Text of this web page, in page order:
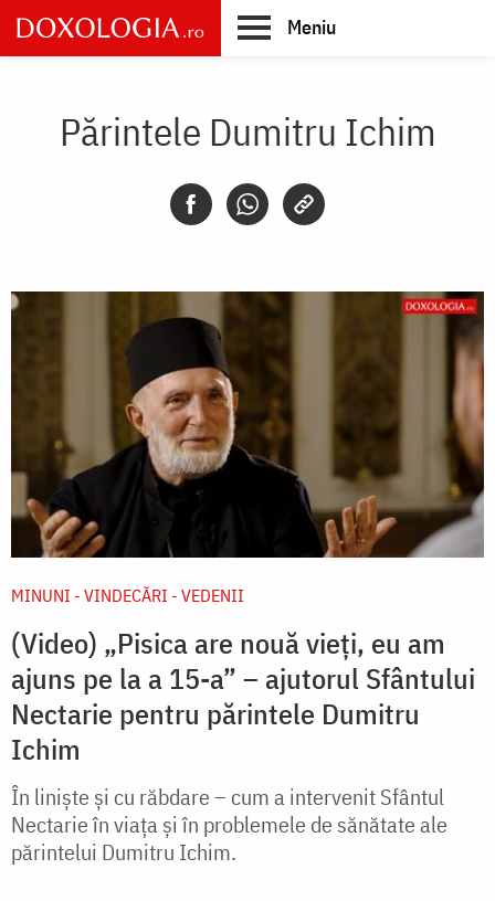
Skip
to
main
Meniu
Părintele Dumitru Ichim
MINUNI - VINDECĂRI - VEDENII
(Video) „Pisica are nouă vieți, eu am
ajuns pe la a 15-a” – ajutorul Sfântului
Nectarie pentru părintele Dumitru
Ichim
În liniște și cu răbdare – cum a intervenit Sfântul
Nectarie în viața și în problemele de sănătate ale
părintelui Dumitru Ichim.